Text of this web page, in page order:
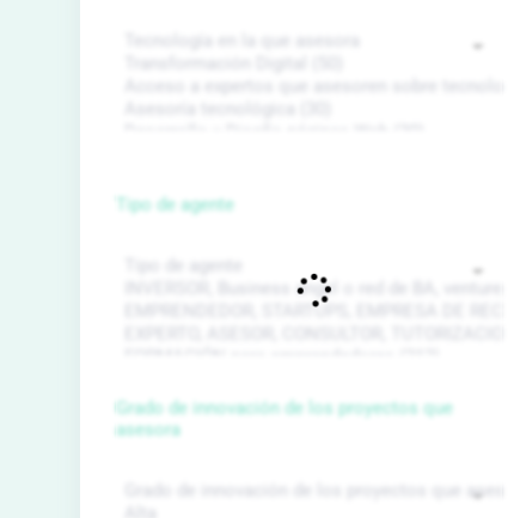
Tipo de agente
Grado de innovación de los proyectos que
asesora